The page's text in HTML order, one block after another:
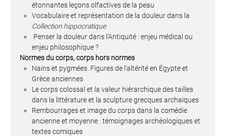
étonnantes leçons olfactives de la peau
Vocabulaire et représentation de la douleur dans la
Collection hippocratique
Penser la douleur dans l’Antiquité : enjeu médical ou
enjeu philosophique ?
Normes du corps, corps hors normes
Nains et pygmées. Figures de l’altérité en Égypte et
Grèce anciennes
Le corps colossal et la valeur hiérarchique des tailles
dans la littérature et la sculpture grecques archaïques
Rembourrages et image du corps dans la comédie
ancienne et moyenne : témoignages archéologiques et
textes comiques